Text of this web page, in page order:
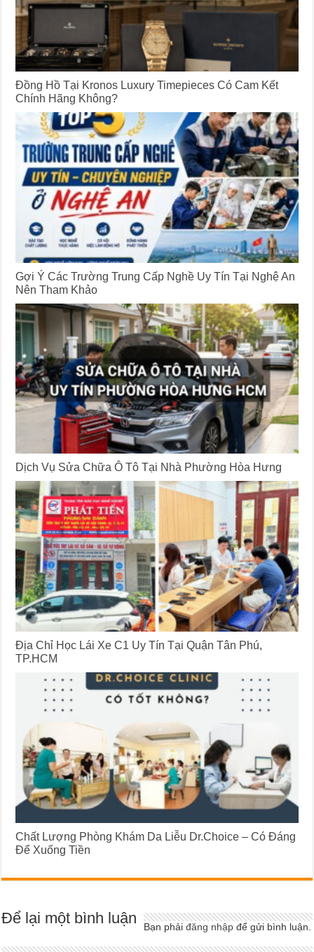
Đồng Hồ Tại Kronos Luxury Timepieces Có Cam Kết
Chính Hãng Không?
Gợi Ý Các Trường Trung Cấp Nghề Uy Tín Tại Nghệ An
Nên Tham Khảo
Dịch Vụ Sửa Chữa Ô Tô Tại Nhà Phường Hòa Hưng
Địa Chỉ Học Lái Xe C1 Uy Tín Tại Quận Tân Phú,
TP.HCM
Chất Lượng Phòng Khám Da Liễu Dr.Choice – Có Đáng
Để Xuống Tiền
Để lại một bình luận Bạn phảiđăng nhập để gửi bình luận.